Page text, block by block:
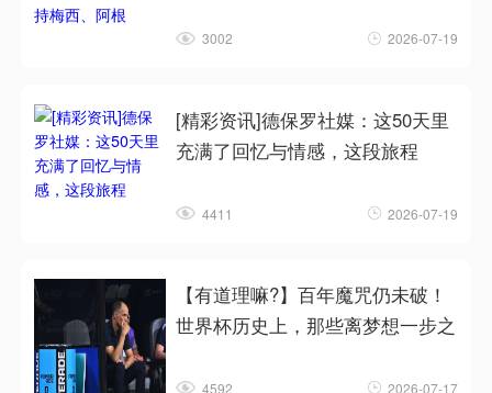
3002 2026-07-19
[精彩资讯]德保罗社媒：这50天里
充满了回忆与情感，这段旅程
4411 2026-07-19
【有道理嘛?】百年魔咒仍未破！
世界杯历史上，那些离梦想一步之
4592 2026-07-17